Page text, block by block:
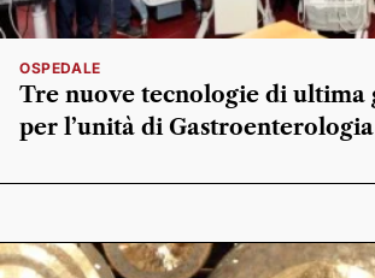
OSPEDALE
Tre nuove tecnologie di ultima
per l’unità di